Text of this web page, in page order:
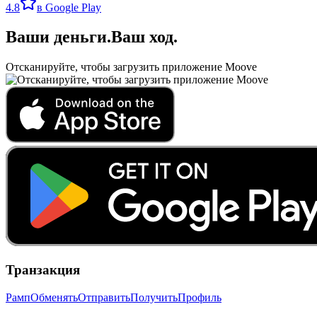
4.8 в Google Play
Ваши деньги.Ваш ход.
Отсканируйте, чтобы загрузить приложение Moove
Транзакция
РампОбменятьОтправитьПолучитьПрофиль